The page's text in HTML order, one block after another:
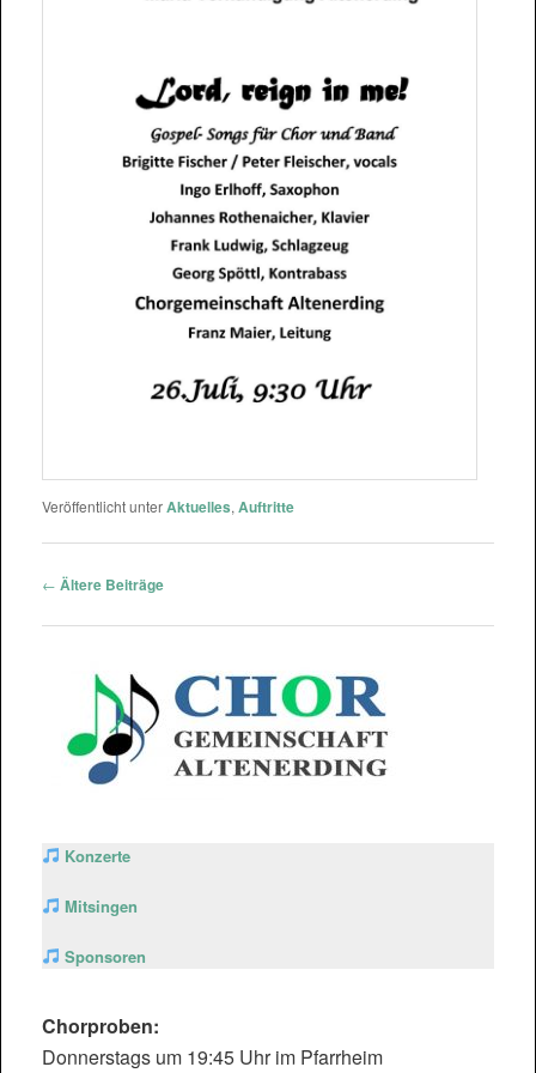
Veröffentlicht unterAktuelles, Auftritte
Beitragsnavigation
← Ältere Beiträge
Konzerte
Mitsingen
Sponsoren
Chorproben:
Donnerstags um 19:45 Uhr im Pfarrheim